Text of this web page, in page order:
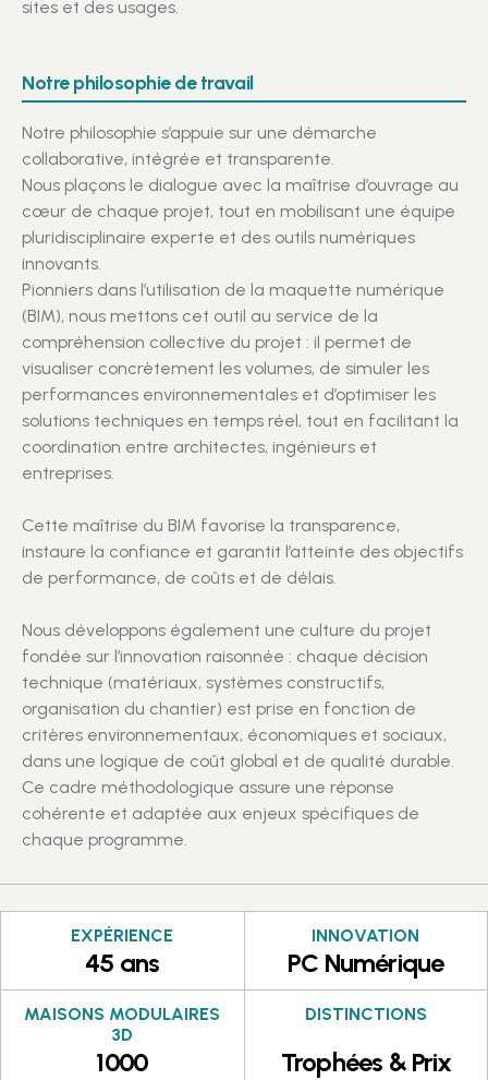
sites et des usages.
Notre philosophie de travail
Notre philosophie s’appuie sur une démarche
collaborative, intégrée et transparente.
Nous plaçons le dialogue avec la maîtrise d’ouvrage au
cœur de chaque projet, tout en mobilisant une équipe
pluridisciplinaire experte et des outils numériques
innovants.
Pionniers dans l’utilisation de la maquette numérique
(BIM), nous mettons cet outil au service de la
compréhension collective du projet : il permet de
visualiser concrètement les volumes, de simuler les
performances environnementales et d’optimiser les
solutions techniques en temps réel, tout en facilitant la
coordination entre architectes, ingénieurs et
entreprises.
Cette maîtrise du BIM favorise la transparence,
instaure la confiance et garantit l’atteinte des objectifs
de performance, de coûts et de délais.
Nous développons également une culture du projet
fondée sur l’innovation raisonnée : chaque décision
technique (matériaux, systèmes constructifs,
organisation du chantier) est prise en fonction de
critères environnementaux, économiques et sociaux,
dans une logique de coût global et de qualité durable.
Ce cadre méthodologique assure une réponse
cohérente et adaptée aux enjeux spécifiques de
chaque programme.
EXPÉRIENCE
45 ans
INNOVATION
PC Numérique
MAISONS MODULAIRES
3D
1000
DISTINCTIONS
Trophées & Prix